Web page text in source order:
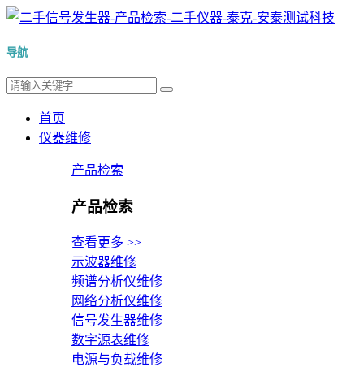
导航
首页
仪器维修
产品检索
产品检索
查看更多 >>
示波器维修
频谱分析仪维修
网络分析仪维修
信号发生器维修
数字源表维修
电源与负载维修